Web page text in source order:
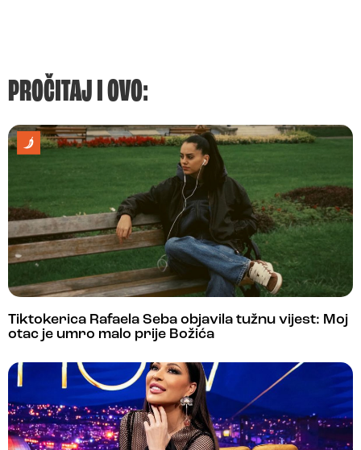
PROČITAJ I OVO:
Tiktokerica Rafaela Seba objavila tužnu vijest: Moj
otac je umro malo prije Božića